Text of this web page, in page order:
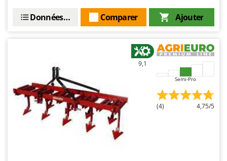
Ajouter
Comparer
Données techniques
9,1
Semi-Pro
(4) 4,75/5